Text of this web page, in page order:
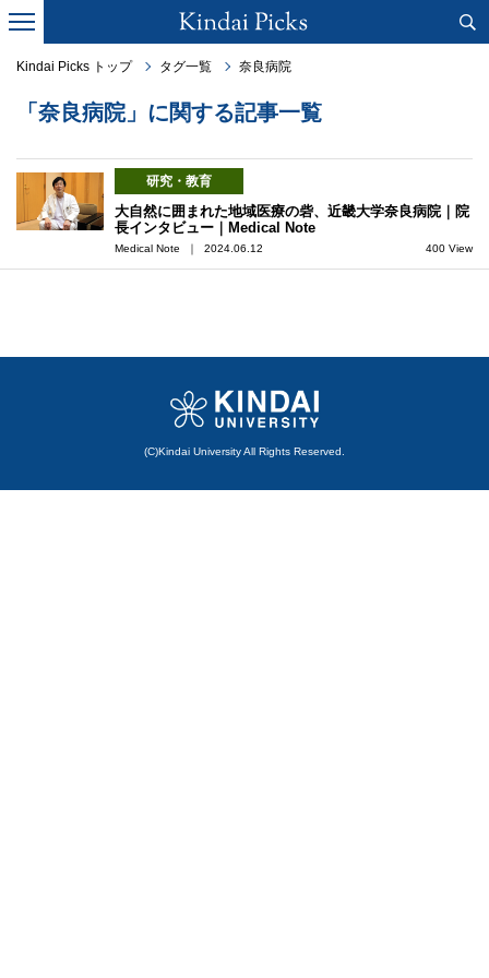
Kindai Picks トップ タグ一覧 奈良病院
「奈良病院」に関する記事一覧
研究・教育
大自然に囲まれた地域医療の砦、近畿大学奈良病院｜院
長インタビュー｜Medical Note
Medical Note ｜ 2024.06.12 400 View
(C)Kindai University All Rights Reserved.